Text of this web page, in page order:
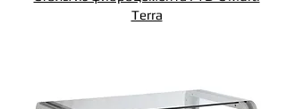
Terra